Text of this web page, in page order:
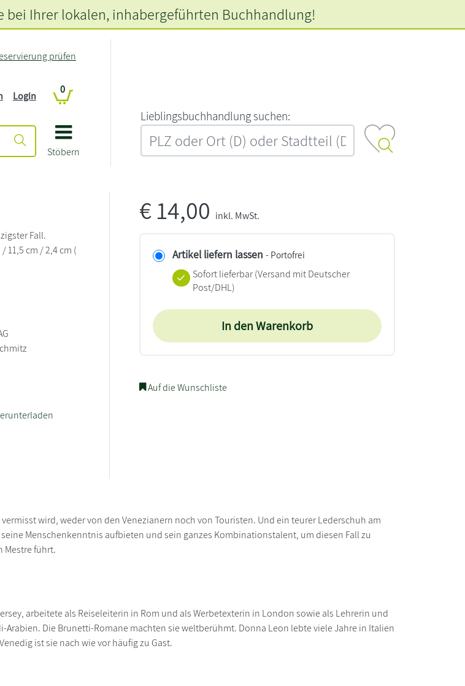
Stöbern
prüfen
Login
0
L‍i‍e‍b‍l‍i‍n‍g‍s‍b‍u‍c‍h‍h‍a‍n‍d‍l‍u‍n‍g‍ ‍s‍u‍c‍h‍e‍n‍:‍
bei Ihrer lokalen, inhabergeführten Buchhandlung!
Fall.
11,5 cm / 2,4 cm (
€14,00 inkl. MwSt.
Artikel liefern lassen - Portofrei
Sofort lieferbar(Versand mit Deutscher
Post/DHL)
In den Warenkorb
Auf die Wunschliste
wird, weder von den Venezianern noch von Touristen. Und ein teurer Lederschuh am
Menschenkenntnis aufbieten und sein ganzes Kombinationstalent, um diesen Fall zu
Mestre führt.
arbeitete als Reiseleiterin in Rom und als Werbetexterin in London sowie als Lehrerin und
Arabien. Die Brunetti-Romane machten sie weltberühmt. Donna Leon lebte viele Jahre in Italien
ist sie nach wie vor häufig zu Gast.